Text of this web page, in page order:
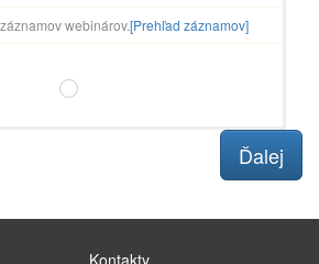
záznamov webinárov.[Prehľad záznamov]
Ďalej
Kontakty